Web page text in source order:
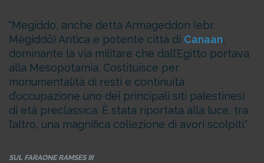
Megiddo, anche detta Armageddon (ebr.
Mĕgiddō) Antica e potente città di Canaan,
dominante la via militare che dall’Egitto portava
alla Mesopotamia. Costituisce per
monumentalità di resti e continuità
d’occupazione uno dei principali siti palestinesi
di età preclassica. È stata riportata alla luce, tra
l’altro, una magnifica collezione di avori scolpiti.
SUL FARAONE RAMSES III